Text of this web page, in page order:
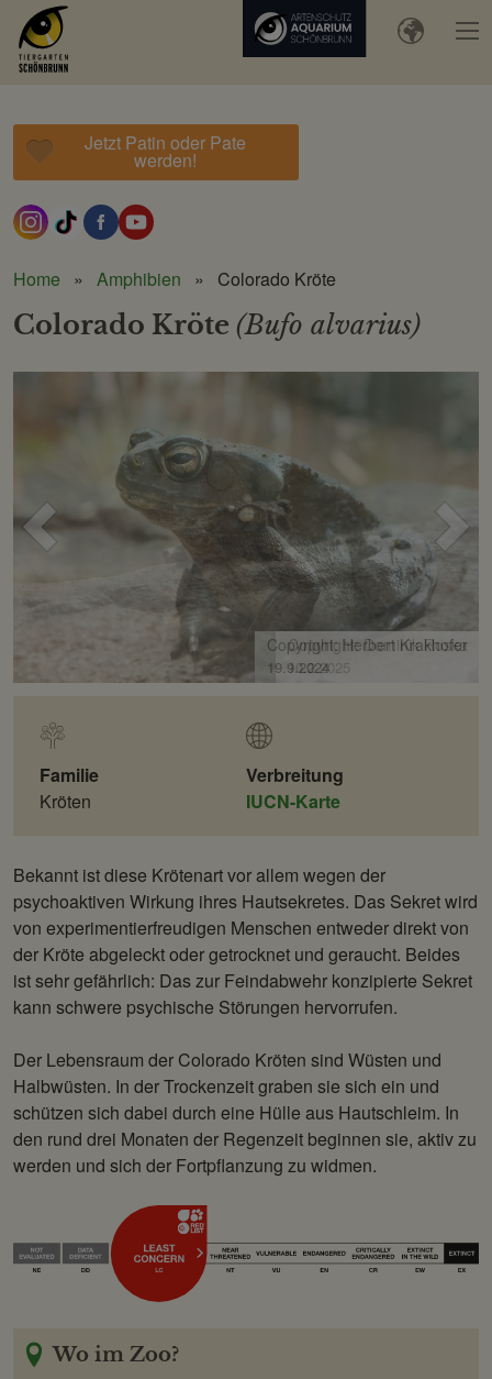
Jetzt Patin oder Pate
werden!
Home Amphibien Colorado Kröte
Colorado Kröte (Bufo alvarius)
Voriges
Bild Bild
Copyright: Herbert Krakhofer
19.9.2024
Familie
Kröten
Verbreitung
IUCN-Karte
Bekannt ist diese Krötenart vor allem wegen der
psychoaktiven Wirkung ihres Hautsekretes. Das Sekret wird
von experimentierfreudigen Menschen entweder direkt von
der Kröte abgeleckt oder getrocknet und geraucht. Beides
ist sehr gefährlich: Das zur Feindabwehr konzipierte Sekret
kann schwere psychische Störungen hervorrufen.
Der Lebensraum der Colorado Kröten sind Wüsten und
Halbwüsten. In der Trockenzeit graben sie sich ein und
schützen sich dabei durch eine Hülle aus Hautschleim. In
den rund drei Monaten der Regenzeit beginnen sie, aktiv zu
werden und sich der Fortpflanzung zu widmen.
Wo im Zoo?